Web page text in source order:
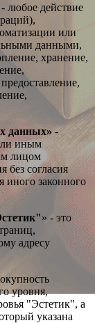
- любое действие
или
данными,
хранение,
данных» -
иным
лицом
без согласия
иного законного
» - это
адресу
уровня,
"Эстетик", а
указана